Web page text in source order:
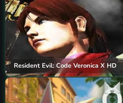
Resident Evil: Code Veronica X HD